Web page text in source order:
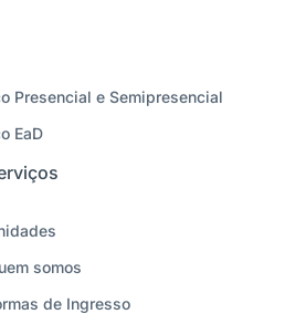
Presencial e Semipresencial
EaD
somos
de Ingresso